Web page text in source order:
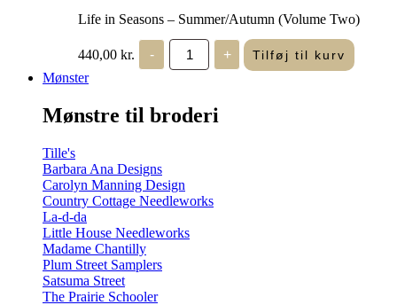
Life in Seasons – Summer/Autumn (Volume Two)
440,00 kr. -
Life
Seasons
(Volume
+ Tilføj til kurv
Mønster
Mønstre til broderi
Tille's
Barbara Ana Designs
Carolyn Manning Design
Country Cottage Needleworks
La-d-da
Little House Needleworks
Madame Chantilly
Plum Street Samplers
Satsuma Street
The Prairie Schooler